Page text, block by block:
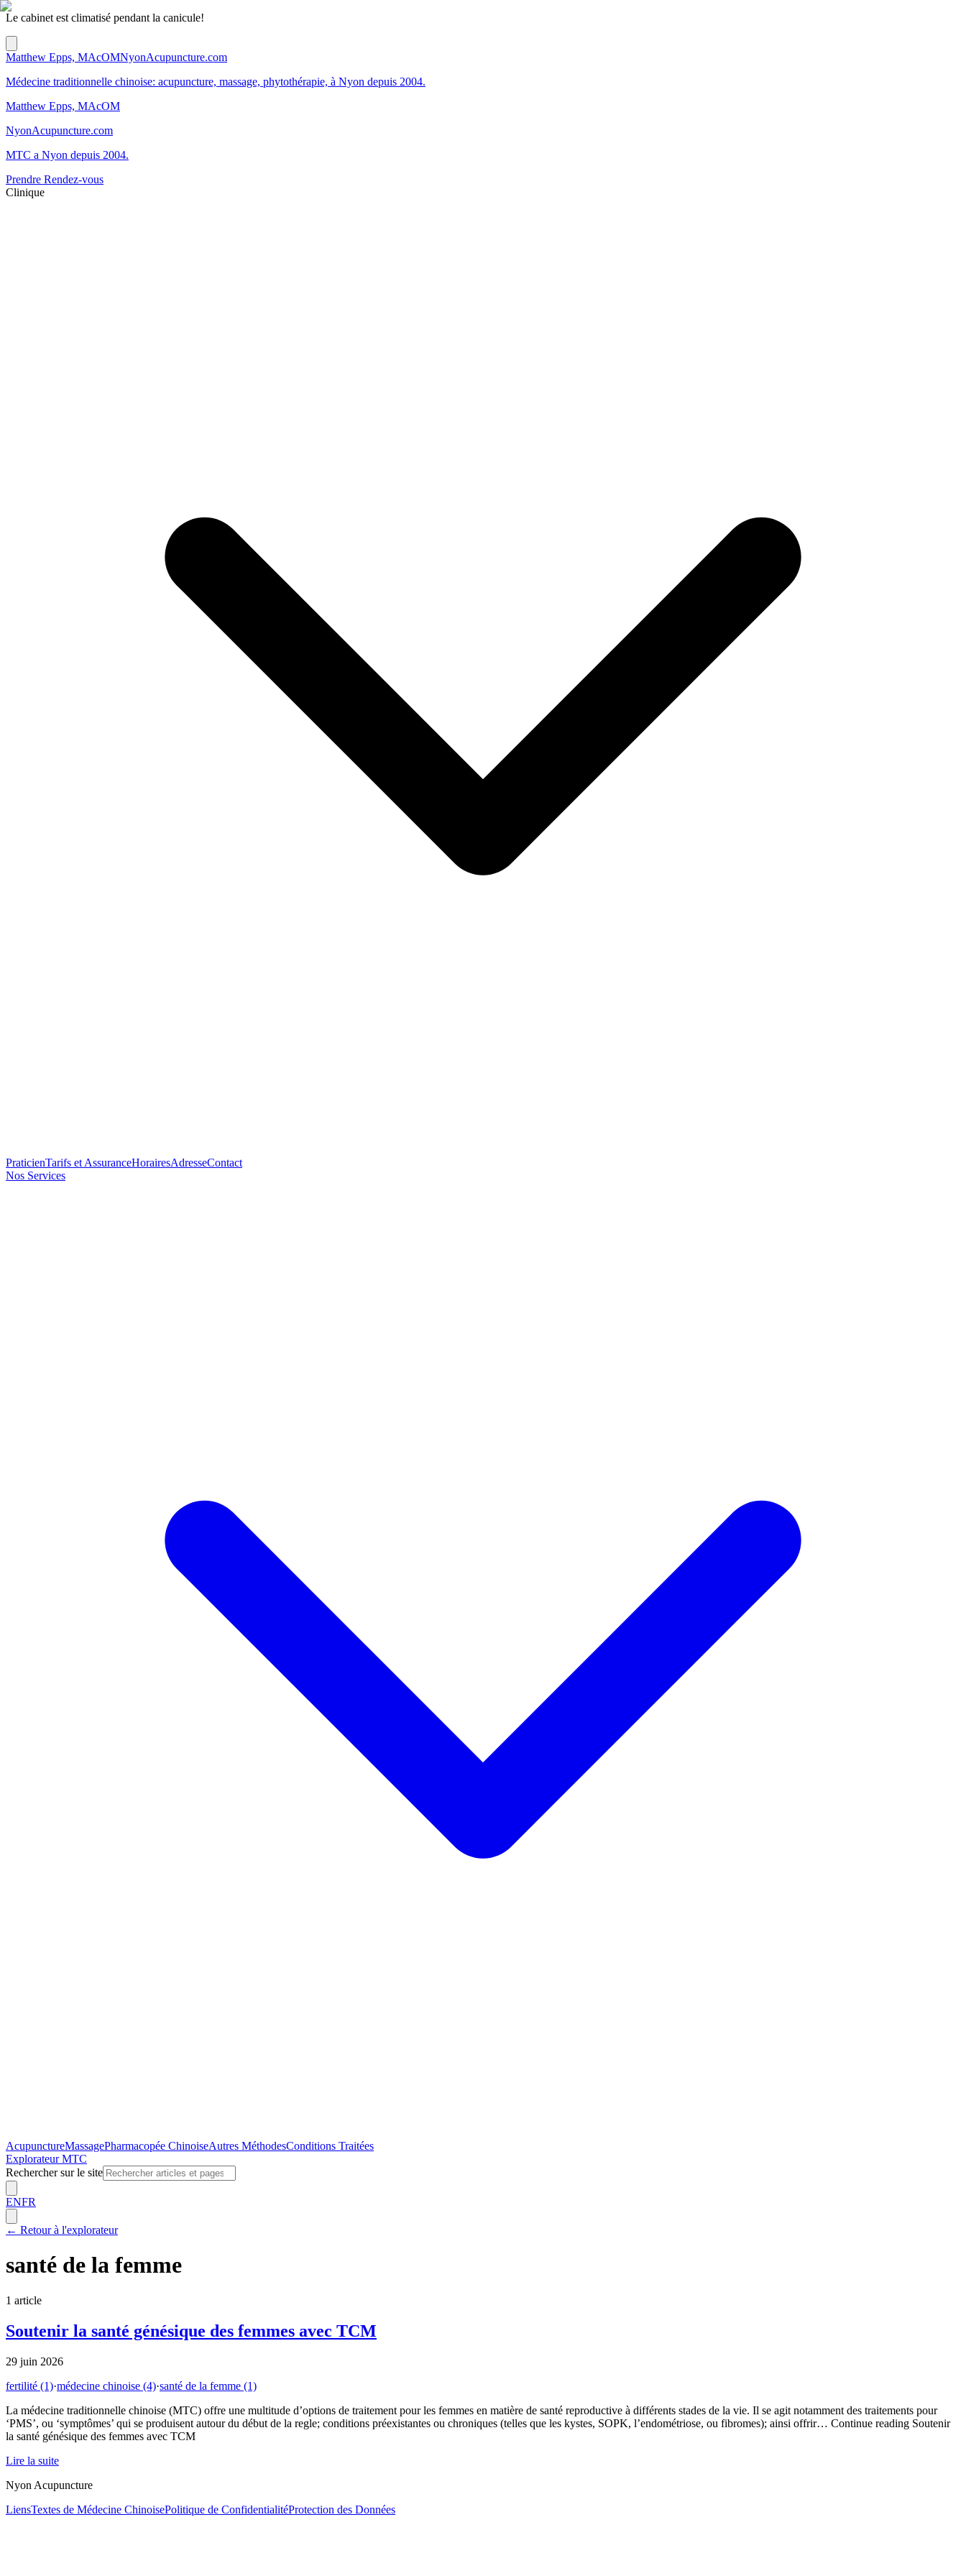
Le cabinet est climatisé pendant la canicule!
Matthew Epps, MAcOMNyonAcupuncture.com
Médecine traditionnelle chinoise: acupuncture, massage, phytothérapie, à Nyon depuis 2004.
Matthew Epps, MAcOM
NyonAcupuncture.com
MTC a Nyon depuis 2004.
Prendre Rendez-vous
Clinique
PraticienTarifs et AssuranceHorairesAdresseContact
Nos Services
AcupunctureMassagePharmacopée ChinoiseAutres MéthodesConditions Traitées
Explorateur MTC
Rechercher sur le site
ENFR
← Retour à l'explorateur
santé de la femme
1 article
Soutenir la santé génésique des femmes avec TCM
29 juin 2026
fertilité (1)·médecine chinoise (4)·santé de la femme (1)
La médecine traditionnelle chinoise (MTC) offre une multitude d’options de traitement pour les femmes en matière de santé reproductive à différents stades de la vie. Il se agit notamment des traitements pour
‘PMS’, ou ‘symptômes’ qui se produisent autour du début de la regle; conditions préexistantes ou chroniques (telles que les kystes, SOPK, l’endométriose, ou fibromes); ainsi offrir… Continue reading Soutenir
la santé génésique des femmes avec TCM
Lire la suite
Nyon Acupuncture
LiensTextes de Médecine ChinoisePolitique de ConfidentialitéProtection des Données